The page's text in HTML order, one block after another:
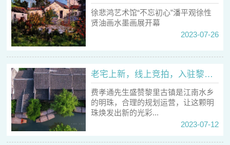
徐悲鸿艺术馆“不忘初心”潘平观徐性
贤油画水墨画展开幕
2023-07-26
老宅上新，线上竞拍，入驻黎里的机会来啦！
费孝通先生盛赞黎里古镇是江南水乡
的明珠，合理的规划运营，让这颗明
珠焕发出新的光彩...
2023-07-12